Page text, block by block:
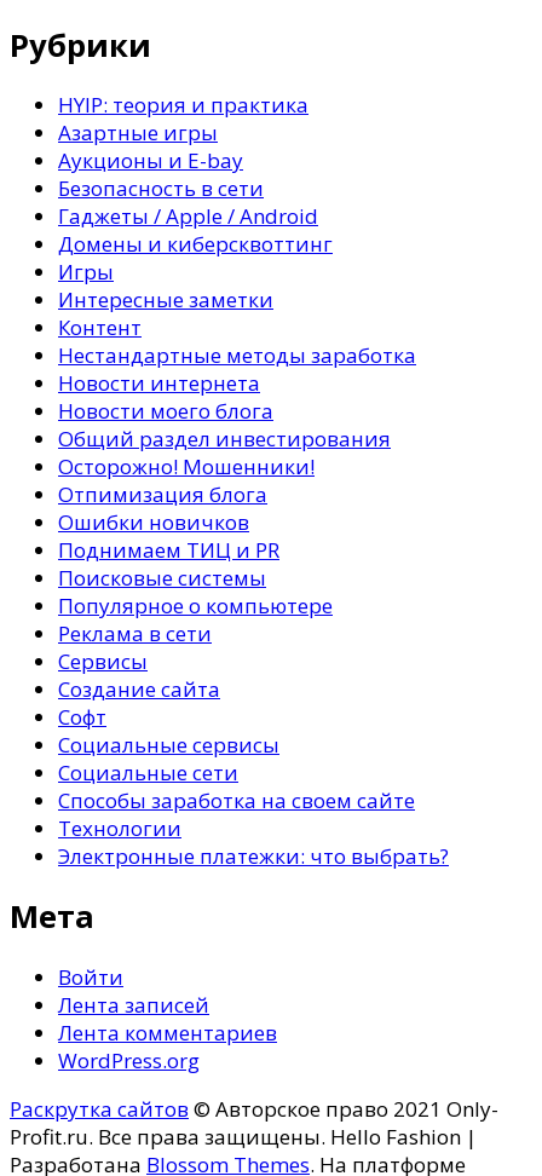
Рубрики
HYIP: теория и практика
Азартные игры
Аукционы и E-bay
Безопасность в сети
Гаджеты / Apple / Android
Домены и киберсквоттинг
Игры
Интересные заметки
Контент
Нестандартные методы заработка
Новости интернета
Новости моего блога
Общий раздел инвестирования
Осторожно! Мошенники!
Отпимизация блога
Ошибки новичков
Поднимаем ТИЦ и PR
Поисковые системы
Популярное о компьютере
Реклама в сети
Сервисы
Создание сайта
Софт
Социальные сервисы
Социальные сети
Способы заработка на своем сайте
Технологии
Электронные платежки: что выбрать?
Мета
Войти
Лента записей
Лента комментариев
WordPress.org
Раскрутка сайтов © Авторское право 2021 Only-
Profit.ru. Все права защищены. Hello Fashion |
Разработана Blossom Themes. На платформе